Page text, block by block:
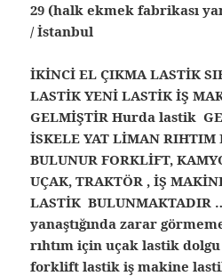
29 (halk ekmek fabrikası
/ İstanbul
İKİNCİ EL ÇIKMA LASTİK
LASTİK YENİ LASTİK İŞ
GELMİŞTİR Hurda lastik
İSKELE YAT LİMAN RIHTIM
BULUNUR FORKLİFT,
UÇAK, TRAKTÖR , İŞ
LASTİK
yanaştığında zarar
rıhtım için uçak lastik
forklift lastik iş makine